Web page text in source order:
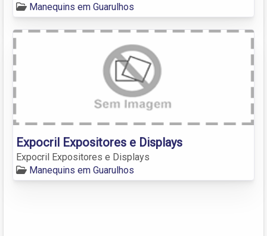
Manequins em Guarulhos
Expocril Expositores e Displays
Expocril Expositores e Displays
Manequins em Guarulhos